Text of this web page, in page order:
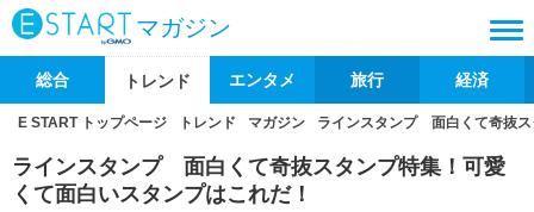
マガジン
総合 トレンド エンタメ 旅行 経済
E START トップページ トレンド マガジン ラインスタンプ 面白くて奇抜ス
ラインスタンプ 面白くて奇抜スタンプ特集！可愛
くて面白いスタンプはこれだ！